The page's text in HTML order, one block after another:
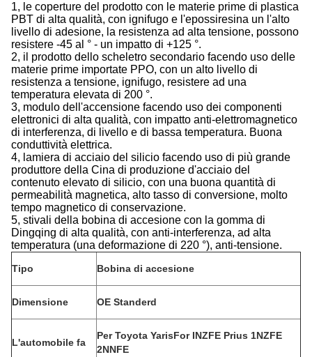
1, le coperture del prodotto con le materie prime di plastica
PBT di alta qualità, con ignifugo e l'epossiresina un l'alto
livello di adesione, la resistenza ad alta tensione, possono
resistere -45 al ° - un impatto di +125 °.
2, il prodotto dello scheletro secondario facendo uso delle
materie prime importate PPO, con un alto livello di
resistenza a tensione, ignifugo, resistere ad una
temperatura elevata di 200 °.
3, modulo dell'accensione facendo uso dei componenti
elettronici di alta qualità, con impatto anti-elettromagnetico
di interferenza, di livello e di bassa temperatura. Buona
conduttività elettrica.
4, lamiera di acciaio del silicio facendo uso di più grande
produttore della Cina di produzione d'acciaio del
contenuto elevato di silicio, con una buona quantità di
permeabilità magnetica, alto tasso di conversione, molto
tempo magnetico di conservazione.
5, stivali della bobina di accesione con la gomma di
Dingqing di alta qualità, con anti-interferenza, ad alta
temperatura (una deformazione di 220 °), anti-tensione.
Tipo Bobina di accesione
Dimensione OE Standerd
L'automobile fa
Per Toyota YarisFor INZFE Prius 1NZFE
2NNFE